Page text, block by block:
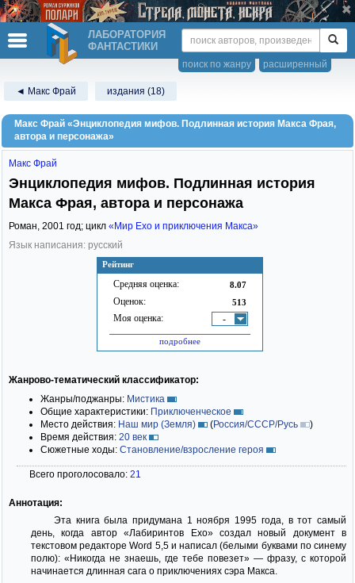
ЛАБОРАТОРИЯ
ФАНТАСТИКИ
расширенный
поиск по жанру
◄ Макс Фрай издания (18)
Макс Фрай «Энциклопедия мифов. Подлинная история Макса Фрая,
автора и персонажа»
Рейтинг
Средняя оценка: 8.07
Оценок: 513
Моя оценка: -
подробнее
Макс Фрай
Энциклопедия мифов. Подлинная история
Макса Фрая, автора и персонажа
Роман, 2001 год; цикл «Мир Ехо и приключения Макса»
Язык написания: русский
Жанрово-тематический классификатор:
Жанры/поджанры: Мистика
Общие характеристики: Приключенческое
Место действия: Наш мир (Земля) (Россия/СССР/Русь
)
Время действия: 20 век
Сюжетные ходы: Становление/взросление героя
Всего проголосовало: 21
Аннотация:
Эта книга была придумана 1 ноября 1995 года, в тот самый
день, когда автор «Лабиринтов Ехо» создал новый документ в
текстовом редакторе Word 5,5 и написал (белыми буквами по синему
полю): «Никогда не знаешь, где тебе повезет» — фразу, с которой
начинается длинная сага о приключениях сэра Макса.